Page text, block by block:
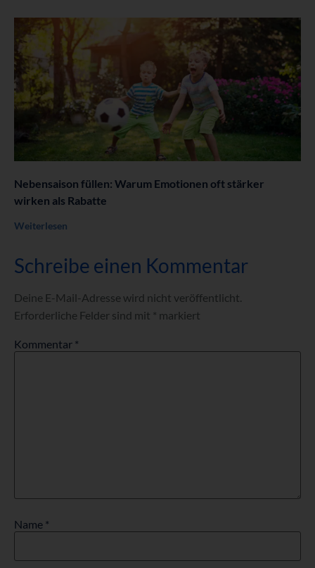
Nebensaison füllen: Warum Emotionen oft stärker
wirken als Rabatte
Weiterlesen
Schreibe einen Kommentar
Deine E-Mail-Adresse wird nicht veröffentlicht.
Erforderliche Felder sind mit * markiert
Kommentar *
Name *